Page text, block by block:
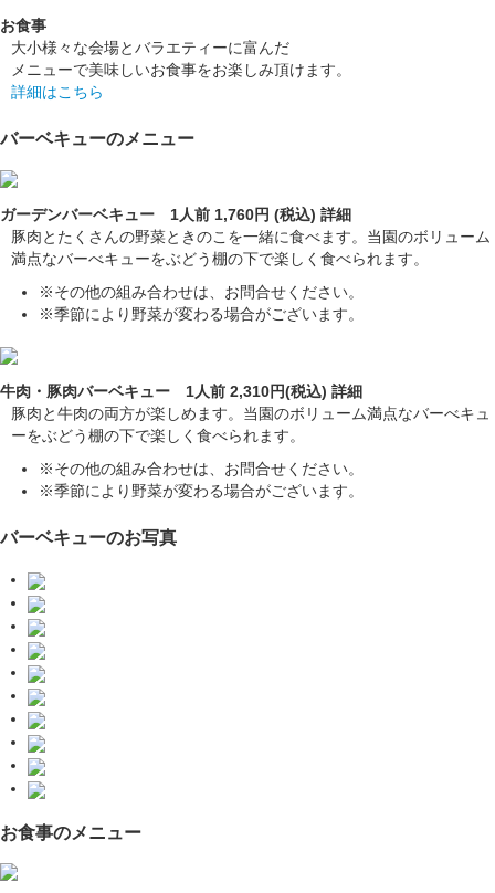
お食事
大小様々な会場とバラエティーに富んだ
メニューで美味しいお食事をお楽しみ頂けます。
詳細はこちら
バーベキューのメニュー
ガーデンバーベキュー 1人前 1,760円 (税込) 詳細
豚肉とたくさんの野菜ときのこを一緒に食べます。当園のボリューム
満点なバーべキューをぶどう棚の下で楽しく食べられます。
※その他の組み合わせは、お問合せください。
※季節により野菜が変わる場合がございます。
牛肉・豚肉バーベキュー 1人前 2,310円(税込) 詳細
豚肉と牛肉の両方が楽しめます。当園のボリューム満点なバーべキュ
ーをぶどう棚の下で楽しく食べられます。
※その他の組み合わせは、お問合せください。
※季節により野菜が変わる場合がございます。
バーベキューのお写真
お食事のメニュー